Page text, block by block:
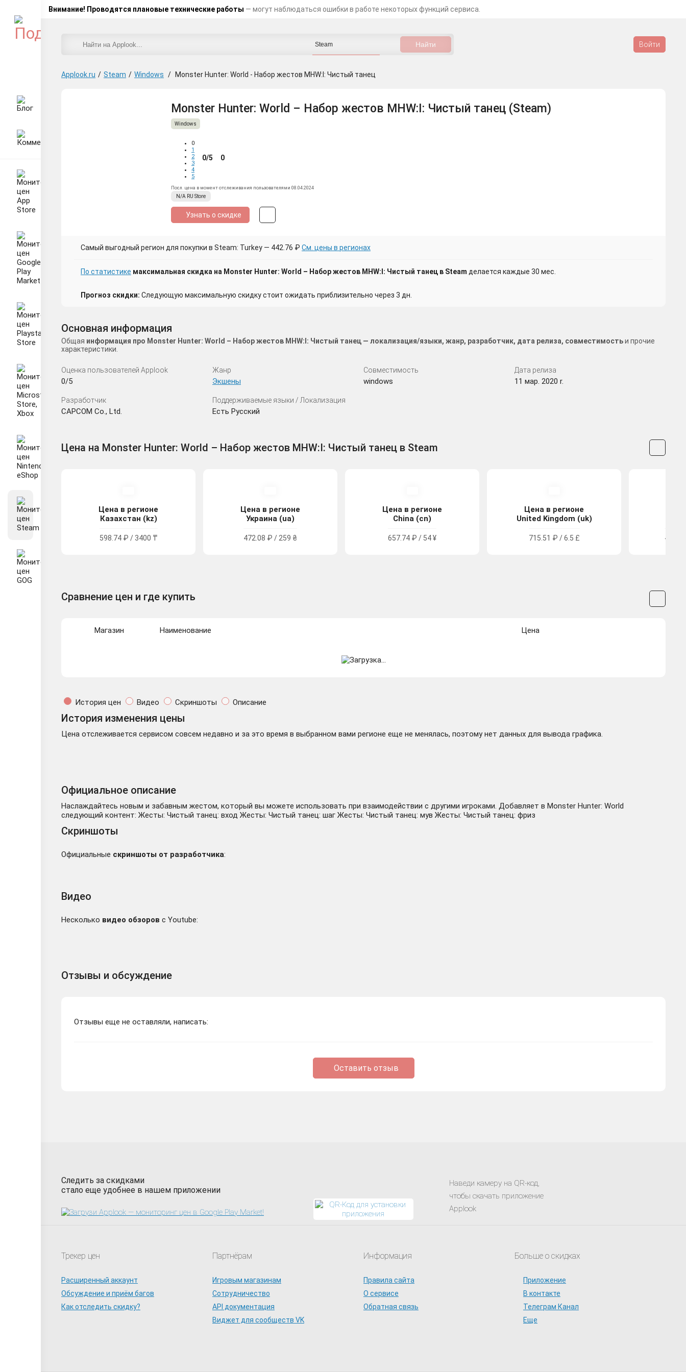
Внимание! Проводятся плановые технические работы — могут наблюдаться ошибки в работе некоторых функций сервиса.
Войти
Applook.ru / Steam / Windows / Monster Hunter: World - Набор жестов MHW:I: Чистый танец
Monster Hunter: World – Набор жестов MHW:I: Чистый танец (Steam)
Windows
0
1
2
3
4
5
0/5 0
Посл. цена в момент отслеживания пользователями 08.04.2024
N/A RU Store
Узнать о скидке
Самый выгодный регион для покупки в Steam: Turkey — 442.76 ₽ См. цены в регионах
По статистике максимальная скидка на Monster Hunter: World – Набор жестов MHW:I: Чистый танец в Steam делается каждые 30 мес.
Прогноз скидки: Следующую максимальную скидку стоит ожидать приблизительно через 3 дн.
Основная информация
Общая информация про Monster Hunter: World – Набор жестов MHW:I: Чистый танец — локализация/языки, жанр, разработчик, дата релиза, совместимостьи прочие
характеристики.
Оценка пользователей Applook
0/5
Жанр
Экшены
Совместимость
windows
Дата релиза
11 мар. 2020 r.
Разработчик
CAPCOM Co., Ltd.
Поддерживаемые языки / Локализация
Есть Русский
Цена на Monster Hunter: World – Набор жестов MHW:I: Чистый танец в Steam
Цена в регионе
Казахстан (kz)
598.74 ₽ / 3400 ₸
Цена в регионе
Украина (ua)
472.08 ₽ / 259 ₴
Цена в регионе
China (cn)
657.74 ₽ / 54 ¥
Цена в регионе
United Kingdom (uk)
715.51 ₽ / 6.5 £
Сравнение цен и где купить
Магазин Наименование Цена
История цен Видео Скриншоты Описание
История изменения цены
Цена отслеживается сервисом совсем недавно и за это время в выбранном вами регионе еще не менялась, поэтому нет данных для вывода графика.
Официальное описание
Наслаждайтесь новым и забавным жестом, который вы можете использовать при взаимодействии с другими игроками. Добавляет в Monster Hunter: World
следующий контент: Жесты: Чистый танец: вход Жесты: Чистый танец: шаг Жесты: Чистый танец: мув Жесты: Чистый танец: фриз
Скриншоты
Официальные скриншоты от разработчика:
Видео
Несколько видео обзоров с Youtube:
Отзывы и обсуждение
Отзывы еще не оставляли, написать:
Оставить отзыв
Следить за скидками
стало еще удобнее в нашем приложении
Наведи камеру на QR-код,
чтобы скачать приложение
Applook
Трекер цен
Расширенный аккаунт
Обсуждение и приём багов
Как отследить скидку?
Партнёрам
Игровым магазинам
Сотрудничество
API документация
Виджет для сообществ VK
Информация
Правила сайта
О сервисе
Обратная связь
Больше о скидках
Приложение
В контакте
Телеграм Канал
Еще